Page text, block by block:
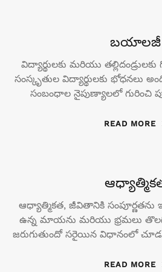
బయాలజీ
విద్యార్థులకు మరియు
సంస్కృతుల విద్యార్థులకు
సంబంధాల నైపుణ్యాలలో గురించి
READ MORE
ఆధ్యాత్మికత, జీవితానికి సంపూర్ణతను
ఉన్న మాయను మరియు భ్రమలు
జరుగుతుందో సరైయిన విధానంలో
READ MORE